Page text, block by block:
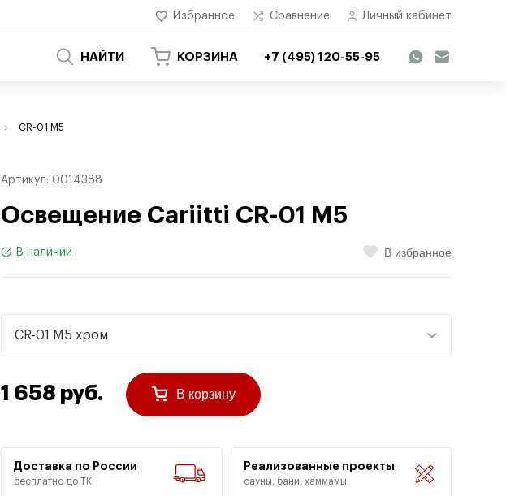
Избранное Сравнение Личный кабинет
НАЙТИ КОРЗИНА +7 (495) 120-55-95
CR-01 M5
Артикул: 0014388
Освещение Cariitti CR-01 M5
В наличии В избранное
CR-01 M5 хром
1 658 руб. В корзину
Доставка по России
бесплатно до ТК
Реализованные проекты
сауны, бани, хаммамы